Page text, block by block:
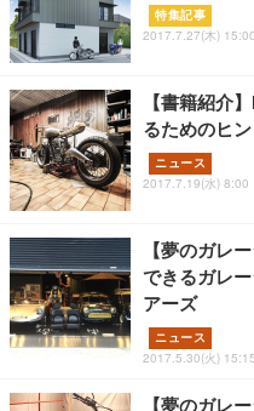
特集記事
2017.7.27(木) 15:00
【書籍紹介
るためのヒン
ニュース
2017.7.19(水) 8:00
【夢のガレ
できるガレ
アーズ
ニュース
2017.5.30(火) 15:15
【夢のガレ